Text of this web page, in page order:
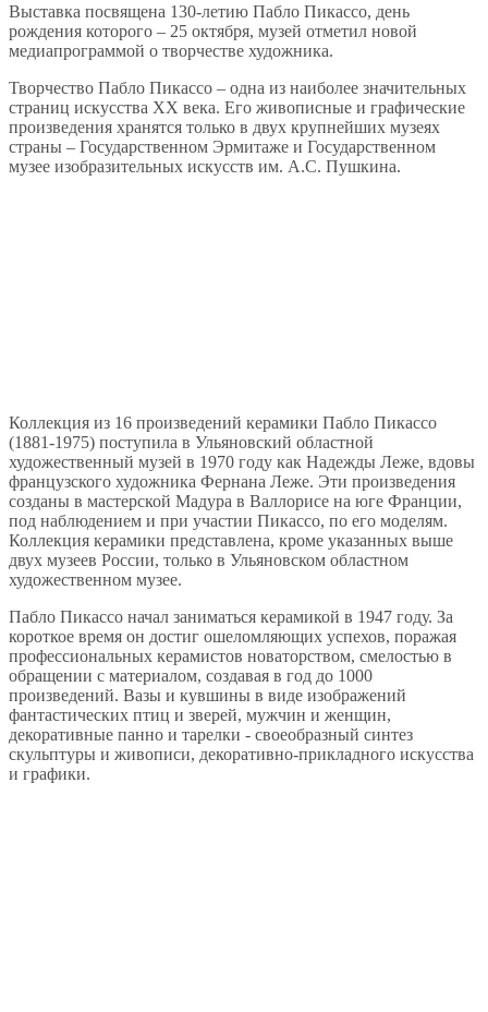
Выставка посвящена 130-летию Пабло Пикассо, день
рождения которого – 25 октября, музей отметил новой
медиапрограммой о творчестве художника.
Творчество Пабло Пикассо – одна из наиболее значительных
страниц искусства ХХ века. Его живописные и графические
произведения хранятся только в двух крупнейших музеях
страны – Государственном Эрмитаже и Государственном
музее изобразительных искусств им. А.С. Пушкина.
Коллекция из 16 произведений керамики Пабло Пикассо
(1881-1975) поступила в Ульяновский областной
художественный музей в 1970 году как Надежды Леже, вдовы
французского художника Фернана Леже. Эти произведения
созданы в мастерской Мадура в Валлорисе на юге Франции,
под наблюдением и при участии Пикассо, по его моделям.
Коллекция керамики представлена, кроме указанных выше
двух музеев России, только в Ульяновском областном
художественном музее.
Пабло Пикассо начал заниматься керамикой в 1947 году. За
короткое время он достиг ошеломляющих успехов, поражая
профессиональных керамистов новаторством, смелостью в
обращении с материалом, создавая в год до 1000
произведений. Вазы и кувшины в виде изображений
фантастических птиц и зверей, мужчин и женщин,
декоративные панно и тарелки - своеобразный синтез
скульптуры и живописи, декоративно-прикладного искусства
и графики.